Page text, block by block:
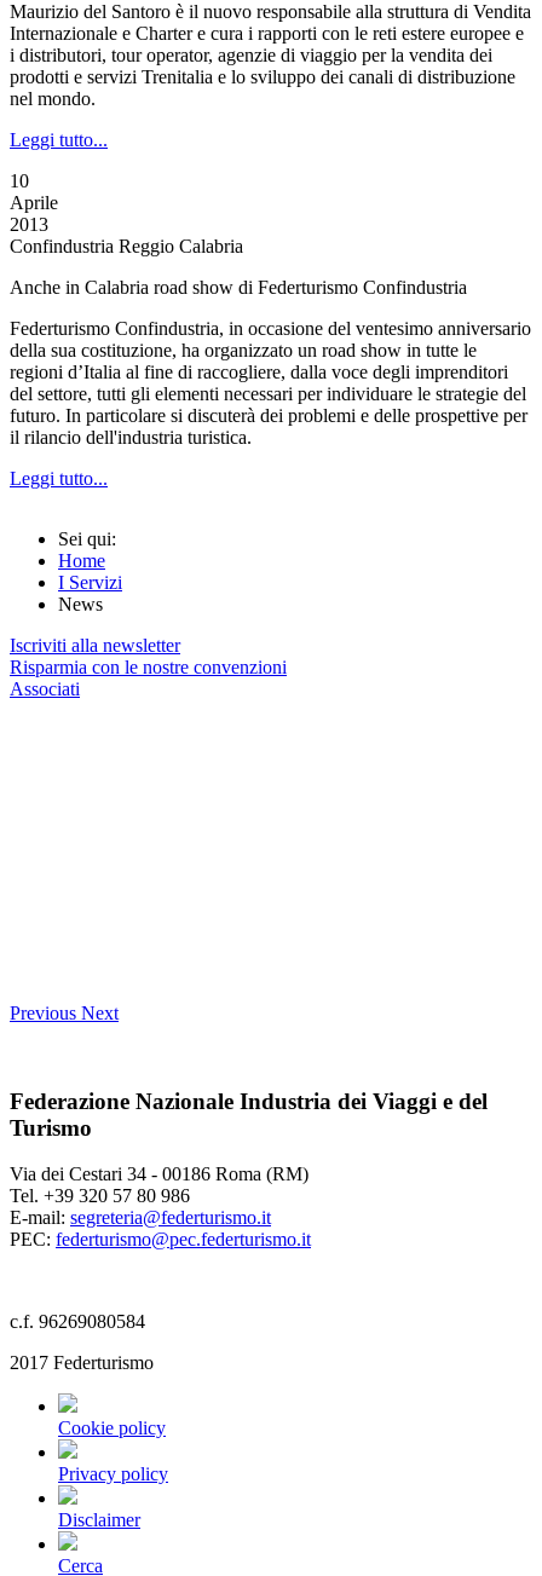
Maurizio del Santoro è il nuovo responsabile alla struttura di Vendita
Internazionale e Charter e cura i rapporti con le reti estere europee e
i distributori, tour operator, agenzie di viaggio per la vendita dei
prodotti e servizi Trenitalia e lo sviluppo dei canali di distribuzione
nel mondo.
Leggi tutto...
10
Aprile
2013
Confindustria Reggio Calabria
Anche in Calabria road show di Federturismo Confindustria
Federturismo Confindustria, in occasione del ventesimo anniversario
della sua costituzione, ha organizzato un road show in tutte le
regioni d’Italia al fine di raccogliere, dalla voce degli imprenditori
del settore, tutti gli elementi necessari per individuare le strategie del
futuro. In particolare si discuterà dei problemi e delle prospettive per
il rilancio dell'industria turistica.
Leggi tutto...
Sei qui:
Home
I Servizi
News
Iscriviti alla newsletter
Risparmia con le nostre convenzioni
Associati
Previous Next
Federazione Nazionale Industria dei Viaggi e del
Turismo
Via dei Cestari 34 - 00186 Roma (RM)
Tel. +39 320 57 80 986
E-mail: segreteria@federturismo.it
PEC: federturismo@pec.federturismo.it
c.f. 96269080584
2017 Federturismo
Cookie policy
Privacy policy
Disclaimer
Cerca